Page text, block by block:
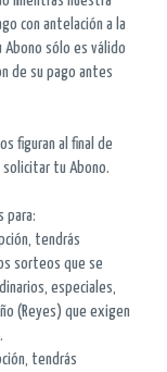
con antelación a la
sólo es válido
de su pago antes
figuran al final de
solicitar tu Abono.
para:
tendrás
sorteos que se
especiales,
(Reyes) que exigen
tendrás